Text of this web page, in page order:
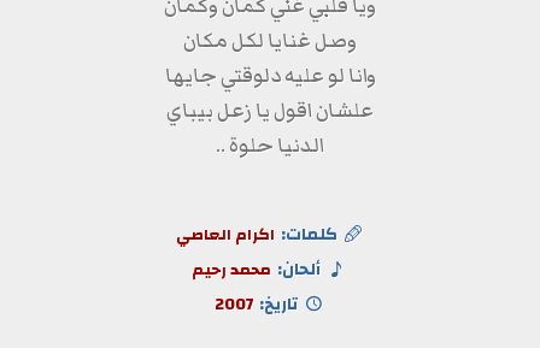
وصل غنايا لكل مكان
وانا لو عليه دلوقتي جايها
علشان اقول يا زعل بيباي
الدنيا حلوة ..
كلمات: اكرام العاصي
ألحان: محمد رحيم
تاريخ: 2007